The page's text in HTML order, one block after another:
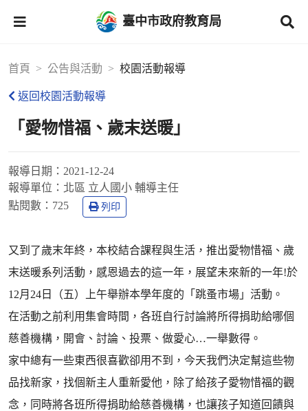
臺中市政府教育局
首頁 公告與活動 校園活動報導
返回校園活動報導
「愛物惜福、歲末送暖」
報導日期： 2021-12-24
報導單位： 北區 立人國小 輔導主任
點閱數： 725 列印
又到了歲末年終，本校結合課程與生活，推出愛物惜福、歲
末送暖系列活動，感恩過去的這一年，展望未來新的一年!於
12月24日（五）上午舉辦本學年度的「跳蚤市場」活動。
在活動之前利用集會時間，各班自行討論將所得捐助給哪個
慈善機構，開會、討論、投票、做愛心…一舉數得。
家中總有一些東西很喜歡卻用不到，今天我們決定幫這些物
品找新家，找個新主人重新愛他，除了給孩子愛物惜福的觀
念，同時將各班所得捐助給慈善機構，也讓孩子知道回饋與